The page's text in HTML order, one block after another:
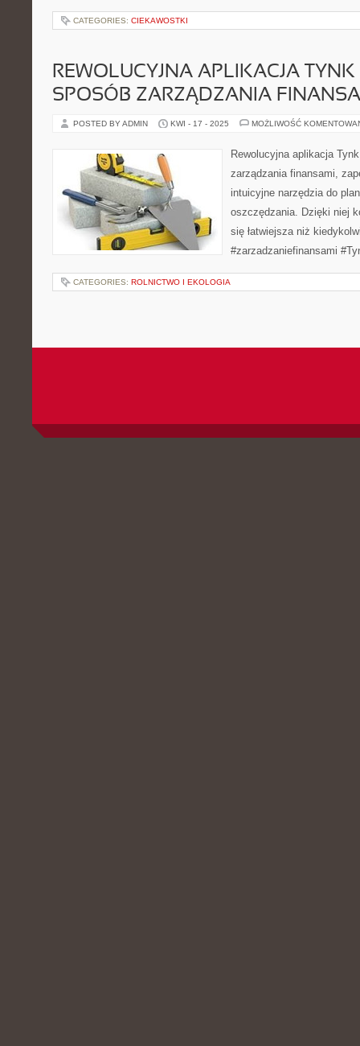
CATEGORIES: CIEKAWOSTKI
REWOLUCYJNA APLIKACJA
SPOSÓB ZARZĄDZANIA
POSTED BY ADMIN KWI - 17 - 2025 MOŻLIWOŚĆ
Rewolucyjna aplikacja
zarządzania finansami,
intuicyjne narzędzia do
oszczędzania. Dzięki niej
się łatwiejsza niż
#zarzadzaniefinansami
CATEGORIES: ROLNICTWO I EKOLOGIA